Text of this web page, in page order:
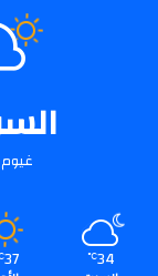
34
℃
37